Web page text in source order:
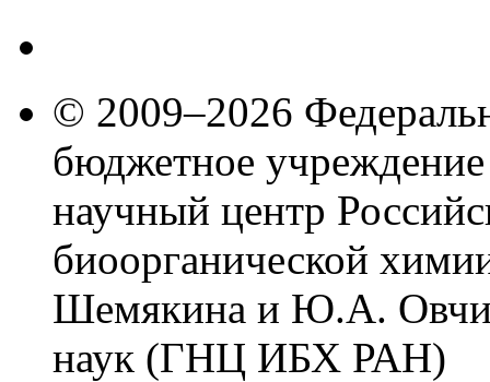
© 2009–2026
бюджетное
научный центр
биоорганической
Шемякина и Ю.А.
наук (ГНЦ ИБХ РАН)